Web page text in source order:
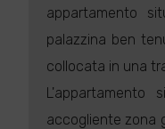
appartamento
palazzina ben
collocata in una
accogliente zona